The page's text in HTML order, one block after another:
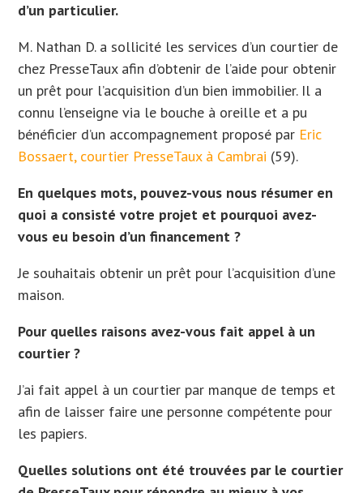
d’un particulier.
M. Nathan D. a sollicité les services d’un courtier de
chez PresseTaux afin d’obtenir de l’aide pour obtenir
un prêt pour l’acquisition d’un bien immobilier. Il a
connu l’enseigne via le bouche à oreille et a pu
bénéficier d’un accompagnement proposé par Eric
Bossaert, courtier PresseTaux à Cambrai (59).
En quelques mots, pouvez-vous nous résumer en
quoi a consisté votre projet et pourquoi avez-
vous eu besoin d’un financement ?
Je souhaitais obtenir un prêt pour l’acquisition d’une
maison.
Pour quelles raisons avez-vous fait appel à un
courtier ?
J’ai fait appel à un courtier par manque de temps et
afin de laisser faire une personne compétente pour
les papiers.
Quelles solutions ont été trouvées par le courtier